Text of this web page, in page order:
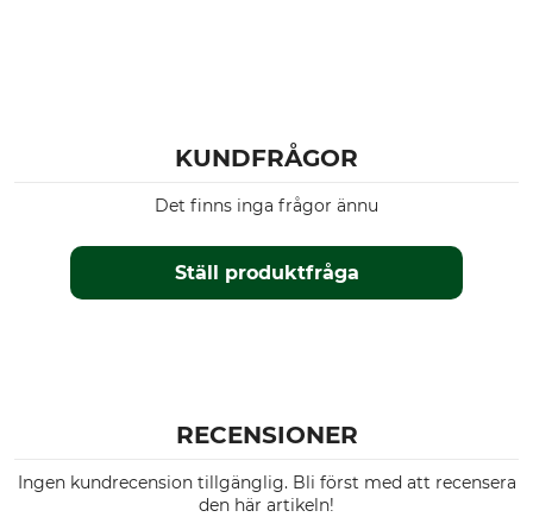
KUNDFRÅGOR
Ställ produktfråga
Det finns inga frågor ännu
RECENSIONER
Ingen kundrecension tillgänglig. Bli först med att recensera
den här artikeln!